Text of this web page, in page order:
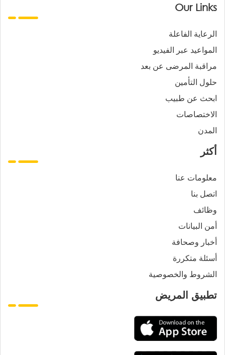
Our Links
الرعاية الفاعلة
المواعيد عبر الفيديو
مراقبة المرضى عن بعد
حلول التأمين
ابحث عن طبيب
الاختصاصات
المدن
أكثر
معلومات عنا
اتصل بنا
وظائف
أمن البيانات
أخبار وصحافة
أسئلة متكررة
الشروط والخصوصية
تطبيق المريض